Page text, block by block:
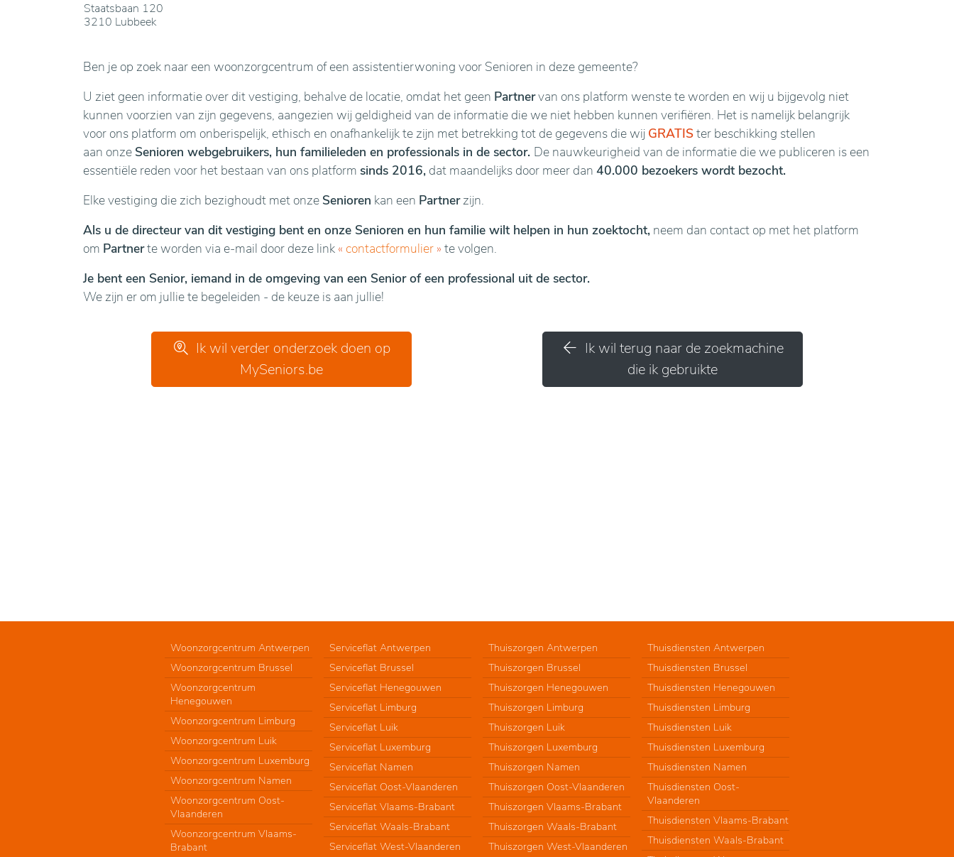
Staatsbaan 120
3210 Lubbeek
Ben je op zoek naar een woonzorgcentrum of een assistentierwoning voor Senioren in deze gemeente?
U ziet geen informatie over dit vestiging, behalve de locatie, omdat het geen Partnervan ons platform wenste te worden en wij u bijgevolg niet
kunnen voorzien van zijn gegevens, aangezien wij geldigheid van de informatie die we niet hebben kunnen verifiëren. Het is namelijk belangrijk
voor ons platform om onberispelijk, ethisch en onafhankelijk te zijn met betrekking tot de gegevens die wij GRATISter beschikking stellen
aan onze Senioren webgebruikers, hun familieleden en professionals in de sector. De nauwkeurigheid van de informatie die we publiceren is een
essentiële reden voor het bestaan van ons platform sinds 2016, dat maandelijks door meer dan 40.000 bezoekers wordt bezocht.
Elke vestiging die zich bezighoudt met onze Senioren kan een Partnerzijn.
Als u de directeur van dit vestiging bent en onze Senioren en hun familie wilt helpen in hun zoektocht, neem dan contact op met het platform
om Partnerte worden via e-mail door deze link « contactformulier » te volgen.
Je bent een Senior, iemand in de omgeving van een Senior of een professional uit de sector.
We zijn er om jullie te begeleiden - de keuze is aan jullie!
Ik wil verder onderzoek doen op
MySeniors.be
Ik wil terug naar de zoekmachine
die ik gebruikte
Woonzorgcentrum Antwerpen
Woonzorgcentrum Brussel
Woonzorgcentrum
Henegouwen
Woonzorgcentrum Limburg
Woonzorgcentrum Luik
Woonzorgcentrum Luxemburg
Woonzorgcentrum Namen
Woonzorgcentrum Oost-
Vlaanderen
Woonzorgcentrum Vlaams-
Brabant
Serviceflat Antwerpen
Serviceflat Brussel
Serviceflat Henegouwen
Serviceflat Limburg
Serviceflat Luik
Serviceflat Luxemburg
Serviceflat Namen
Serviceflat Oost-Vlaanderen
Serviceflat Vlaams-Brabant
Serviceflat Waals-Brabant
Serviceflat West-Vlaanderen
Thuiszorgen Antwerpen
Thuiszorgen Brussel
Thuiszorgen Henegouwen
Thuiszorgen Limburg
Thuiszorgen Luik
Thuiszorgen Luxemburg
Thuiszorgen Namen
Thuiszorgen Oost-Vlaanderen
Thuiszorgen Vlaams-Brabant
Thuiszorgen Waals-Brabant
Thuiszorgen West-Vlaanderen
Thuisdiensten Antwerpen
Thuisdiensten Brussel
Thuisdiensten Henegouwen
Thuisdiensten Limburg
Thuisdiensten Luik
Thuisdiensten Luxemburg
Thuisdiensten Namen
Thuisdiensten Oost-
Vlaanderen
Thuisdiensten Vlaams-Brabant
Thuisdiensten Waals-Brabant